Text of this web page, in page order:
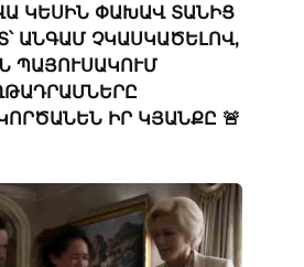
ԿԵՍԻՆ ՓԱԽԱՎ ՏԱՆԻՑ
ԱՆԳԱՄ ՉԿԱՍԿԱԾԵԼՈՎ,
ՊԱՅՈՒՍԱԿՈՒՄ
ԻՐ ԿՅԱՆՔԸ 🚨